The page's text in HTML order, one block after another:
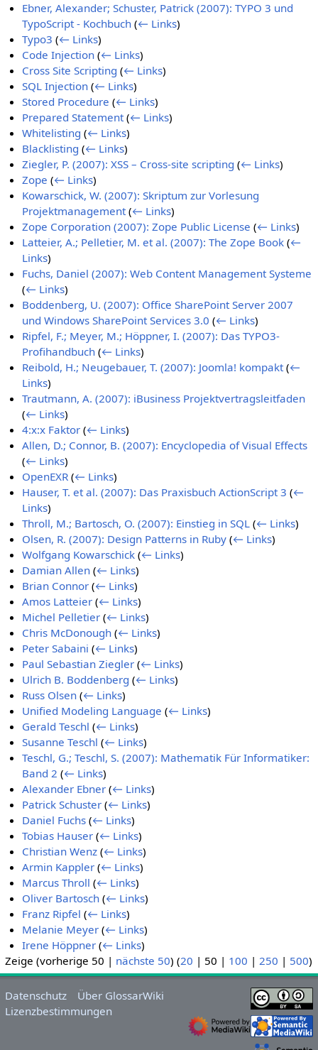
Ebner, Alexander; Schuster, Patrick (2007): TYPO 3 und
TypoScript - Kochbuch (← Links)
Typo3 (← Links)
Code Injection (← Links)
Cross Site Scripting (← Links)
SQL Injection (← Links)
Stored Procedure (← Links)
Prepared Statement (← Links)
Whitelisting (← Links)
Blacklisting (← Links)
Ziegler, P. (2007): XSS – Cross-site scripting (← Links)
Zope (← Links)
Kowarschick, W. (2007): Skriptum zur Vorlesung
Projektmanagement (← Links)
Zope Corporation (2007): Zope Public License (← Links)
Latteier, A.; Pelletier, M. et al. (2007): The Zope Book (←
Links)
Fuchs, Daniel (2007): Web Content Management Systeme
(← Links)
Boddenberg, U. (2007): Office SharePoint Server 2007
und Windows SharePoint Services 3.0 (← Links)
Ripfel, F.; Meyer, M.; Höppner, I. (2007): Das TYPO3-
Profihandbuch (← Links)
Reibold, H.; Neugebauer, T. (2007): Joomla! kompakt (←
Links)
Trautmann, A. (2007): iBusiness Projektvertragsleitfaden
(← Links)
4:x:x Faktor (← Links)
Allen, D.; Connor, B. (2007): Encyclopedia of Visual Effects
(← Links)
OpenEXR (← Links)
Hauser, T. et al. (2007): Das Praxisbuch ActionScript 3 (←
Links)
Throll, M.; Bartosch, O. (2007): Einstieg in SQL (← Links)
Olsen, R. (2007): Design Patterns in Ruby (← Links)
Wolfgang Kowarschick (← Links)
Damian Allen (← Links)
Brian Connor (← Links)
Amos Latteier (← Links)
Michel Pelletier (← Links)
Chris McDonough (← Links)
Peter Sabaini (← Links)
Paul Sebastian Ziegler (← Links)
Ulrich B. Boddenberg (← Links)
Russ Olsen (← Links)
Unified Modeling Language (← Links)
Gerald Teschl (← Links)
Susanne Teschl (← Links)
Teschl, G.; Teschl, S. (2007): Mathematik Für Informatiker:
Band 2 (← Links)
Alexander Ebner (← Links)
Patrick Schuster (← Links)
Daniel Fuchs (← Links)
Tobias Hauser (← Links)
Christian Wenz (← Links)
Armin Kappler (← Links)
Marcus Throll (← Links)
Oliver Bartosch (← Links)
Franz Ripfel (← Links)
Melanie Meyer (← Links)
Irene Höppner (← Links)
Zeige (vorherige 50 | nächste 50) (20 | 50 | 100 | 250 | 500)
Datenschutz
Über GlossarWiki
Lizenzbestimmungen